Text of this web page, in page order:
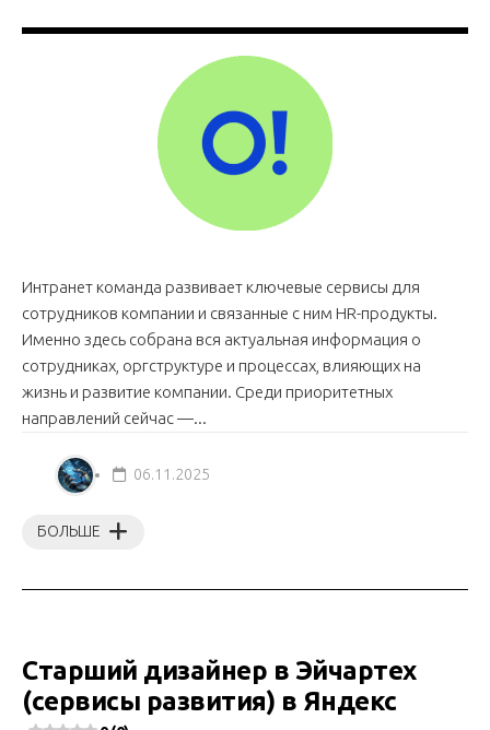
Интранет команда развивает ключевые сервисы для
сотрудников компании и связанные с ним HR-продукты.
Именно здесь собрана вся актуальная информация о
сотрудниках, оргструктуре и процессах, влияющих на
жизнь и развитие компании. Среди приоритетных
направлений сейчас —...
БОЛЬШЕ
06.11.2025
Старший дизайнер в Эйчартех
(сервисы развития) в Яндекс